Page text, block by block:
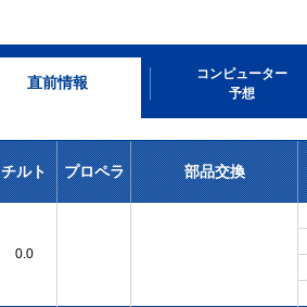
直前情報
コンピューター
予想
チルト プロペラ 部品交換
0.0